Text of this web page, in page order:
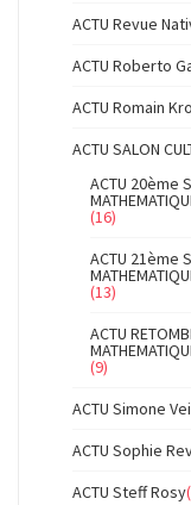
ACTU Revue
ACTU Roberto
ACTU Romain
ACTU SALON
ACTU 20ème
(16)
ACTU 21ème
(13)
ACTU
(9)
ACTU Simone
ACTU Sophie
ACTU Steff Rosy